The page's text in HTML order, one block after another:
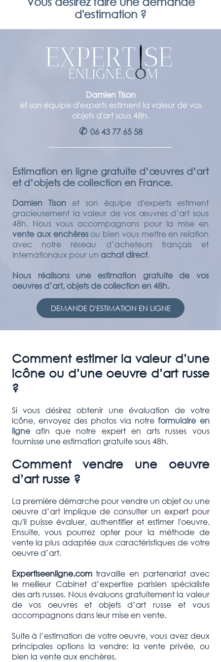
d'estimation ?
Damien Tison
et son équipe d'experts estiment la valeur de vos
objets d'art sous 48h.
✆ 06 43 77 65 58
Estimation en ligne gratuite d’œuvres d’art
et d’objets de collection en France.
Damien Tison et son équipe d'experts estiment
gracieusement la valeur de vos œuvres d’art sous
48h. Nous vous accompagnons pour la mise en
vente aux enchèresou bien vous mettre en relation
avec notre réseau d’acheteurs français et
internationaux pour un achat direct.
Nous réalisons une estimation gratuite de vos
oeuvres d’art, objets de collection en 48h.
DEMANDE D'ESTIMATION EN LIGNE
Comment estimer la valeur d’une
icône ou d’une oeuvre d’art russe
?
Si vous désirez obtenir une évaluation de votre
icône, envoyez des photos via notreformulaire en
ligneafin que notre expert en arts russes vous
fournisse une estimation gratuite sous 48h.
Comment vendre une oeuvre
d’art russe ?
La première démarche pour vendre un objet ou une
oeuvre d’art implique de consulter un expert pour
qu'il puisse évaluer, authentifier et estimer l'oeuvre.
Ensuite, vous pourrez opter pour la méthode de
vente la plus adaptée aux caractéristiques de votre
oeuvre d’art.
Expertiseenligne.comtravaille en partenariat avec
le meilleur Cabinet d’expertise parisien spécialiste
des arts russes. Nous évaluons gratuitement la valeur
de vos oeuvres et objets d’art russe et vous
accompagnons dans leur mise en vente.
Suite à l’estimation de votre oeuvre, vous avez deux
principales options la vendre: la vente privée, ou
bien la vente aux enchères.